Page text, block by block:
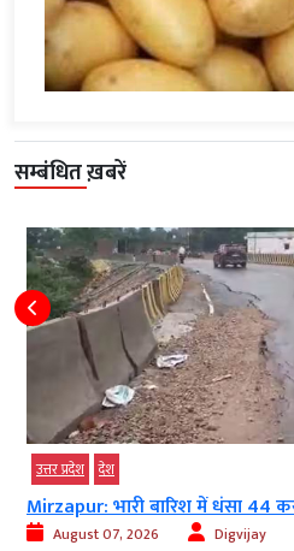
सम्बंधित ख़बरें
बारिश में धंसा 44 करोड़ का...
2026 Digvijay